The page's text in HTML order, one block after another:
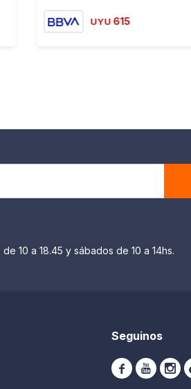
UYU 615
10 a 18.45 y sábados de 10 a 14hs.
Seguinos
  